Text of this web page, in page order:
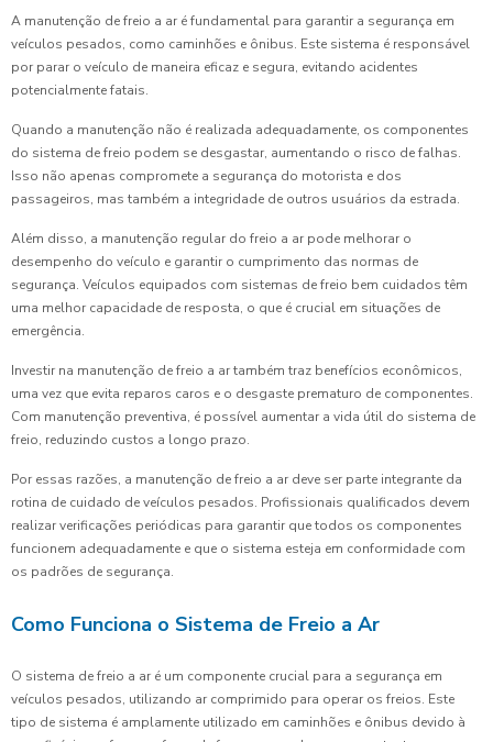
A manutenção de freio a ar é fundamental para garantir a segurança em
veículos pesados, como caminhões e ônibus. Este sistema é responsável
por parar o veículo de maneira eficaz e segura, evitando acidentes
potencialmente fatais.
Quando a manutenção não é realizada adequadamente, os componentes
do sistema de freio podem se desgastar, aumentando o risco de falhas.
Isso não apenas compromete a segurança do motorista e dos
passageiros, mas também a integridade de outros usuários da estrada.
Além disso, a manutenção regular do freio a ar pode melhorar o
desempenho do veículo e garantir o cumprimento das normas de
segurança. Veículos equipados com sistemas de freio bem cuidados têm
uma melhor capacidade de resposta, o que é crucial em situações de
emergência.
Investir na manutenção de freio a ar também traz benefícios econômicos,
uma vez que evita reparos caros e o desgaste prematuro de componentes.
Com manutenção preventiva, é possível aumentar a vida útil do sistema de
freio, reduzindo custos a longo prazo.
Por essas razões, a manutenção de freio a ar deve ser parte integrante da
rotina de cuidado de veículos pesados. Profissionais qualificados devem
realizar verificações periódicas para garantir que todos os componentes
funcionem adequadamente e que o sistema esteja em conformidade com
os padrões de segurança.
Como Funciona o Sistema de Freio a Ar
O sistema de freio a ar é um componente crucial para a segurança em
veículos pesados, utilizando ar comprimido para operar os freios. Este
tipo de sistema é amplamente utilizado em caminhões e ônibus devido à